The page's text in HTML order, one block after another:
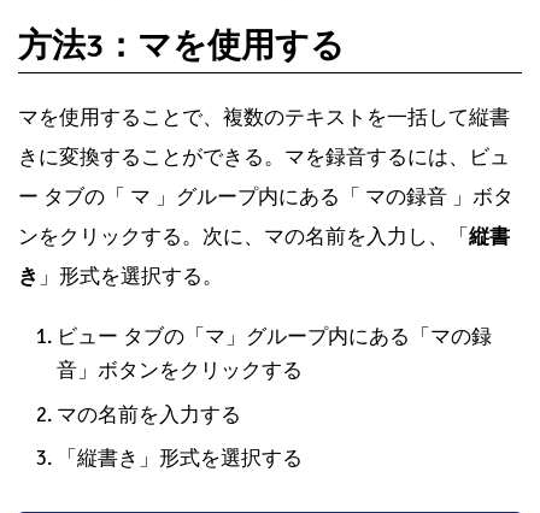
方法3：マを使用する
マを使用することで、複数のテキストを一括して縦書
きに変換することができる。マを録音するには、ビュ
ー タブの「 マ 」グループ内にある「 マの録音 」ボタ
ンをクリックする。次に、マの名前を入力し、「 縦書
き 」形式を選択する。
ビュー タブの「マ」グループ内にある「マの録
音」ボタンをクリックする
マの名前を入力する
「縦書き」形式を選択する